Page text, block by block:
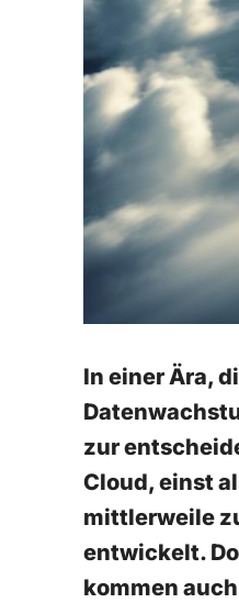
In einer Ära,
zur
Cloud, einst
mittlerweile
entwickelt.
kommen